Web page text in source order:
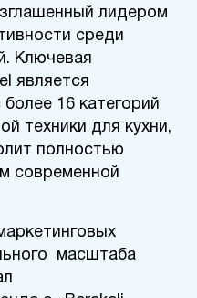
лидером
среди
Ключевая
является
16 категорий
техники для кухни,
полностью
современной
масштаба